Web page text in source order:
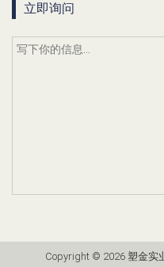
立即询问
Copyright © 2026 塑金实